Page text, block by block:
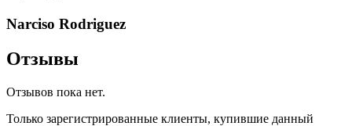
Narciso Rodriguez
Отзывы
Отзывов пока нет.
Только зарегистрированные клиенты, купившие данный